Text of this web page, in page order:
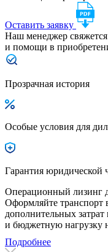
Оставить заявку
Наш менеджер свяжется
и помощи в
Прозрачная история
Особые условия для
Гарантия юридической
Операционный лизинг
Оформляйте транспорт
дополнительных
и бюджетную нагрузку
Подробнее